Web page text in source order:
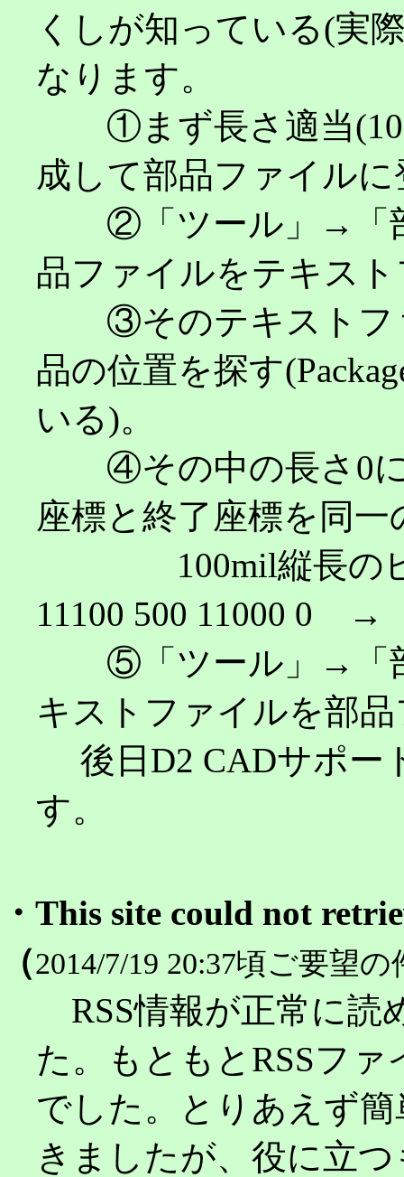
くしが知っている(実
なります。
①まず長さ適当
成して部品ファイル
②「ツール」→「部
品ファイルをテキス
③そのテキストフ
品の位置を探す
いる)。
④その中の長さ0に
座標と終了座標を同
100mil縦長のピ
11100 500 11000 0 →
⑤「ツール」→「部
キストファイルを部
後日D2 CADサポー
す。
・This site could not
（2014/7/19 20:37頃ご要望の
RSS情報が正常に読
た。もともとRSSフ
でした。とりあえず
きましたが、役に立